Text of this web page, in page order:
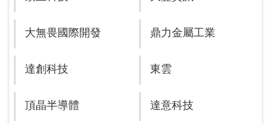
大無畏國際開發 鼎力金屬工業
達創科技 東雲
頂晶半導體 達意科技